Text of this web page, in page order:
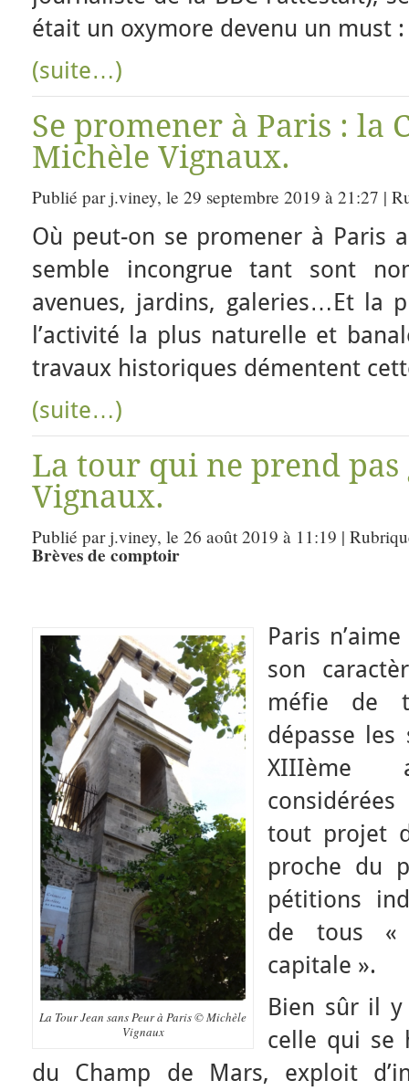
était un oxymore devenu un must
(suite…)
Se promener à Paris : la
Michèle Vignaux.
Publié par j.viney, le 29 septembre 2019 à 21:27 |
Où peut-on se promener à Paris
semble incongrue tant sont
avenues, jardins, galeries…Et la
l’activité la plus naturelle et
travaux historiques démentent
(suite…)
La tour qui ne prend
Vignaux.
Publié par j.viney, le 26 août 2019 à 11:19 |
Brèves de comptoir
La Tour Jean sans Peur à Paris © Michèle
Vignaux
Paris
son
méfie de
dépasse
XIIIème
tout projet
proche du
pétitions
de tous «
capitale ».
Bien sûr il
celle qui se
du Champ de Mars, exploit